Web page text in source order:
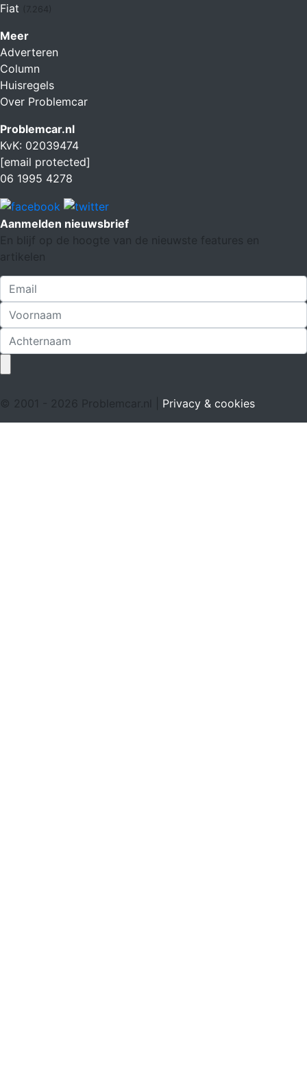
Fiat (7.264)
Meer
Adverteren
Column
Huisregels
Over Problemcar
Problemcar.nl
KvK: 02039474
[email protected]
06 1995 4278
Aanmelden nieuwsbrief
En blijf op de hoogte van de nieuwste features en
artikelen
© 2001 - 2026 Problemcar.nl | Privacy & cookies